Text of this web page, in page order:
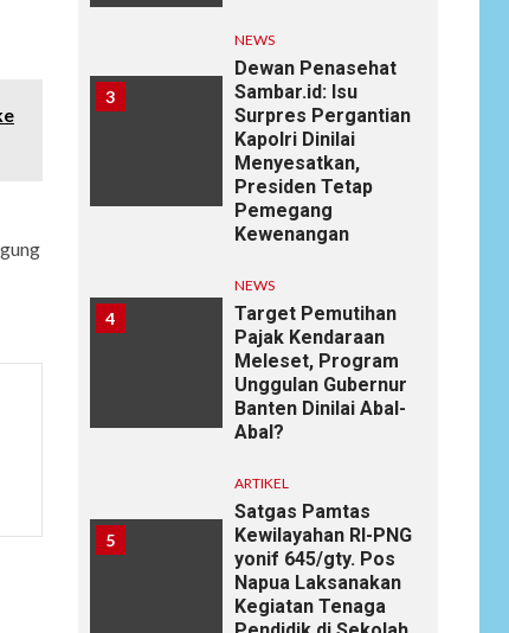
3
NEWS
Dewan Penasehat
Sambar.id: Isu
Surpres Pergantian
Kapolri Dinilai
Menyesatkan,
Presiden Tetap
Pemegang
Kewenangan
4
NEWS
Target Pemutihan
Pajak Kendaraan
Meleset, Program
Unggulan Gubernur
Banten Dinilai Abal-
Abal?
5
ARTIKEL
Satgas Pamtas
Kewilayahan RI-PNG
yonif 645/gty. Pos
Napua Laksanakan
Kegiatan Tenaga